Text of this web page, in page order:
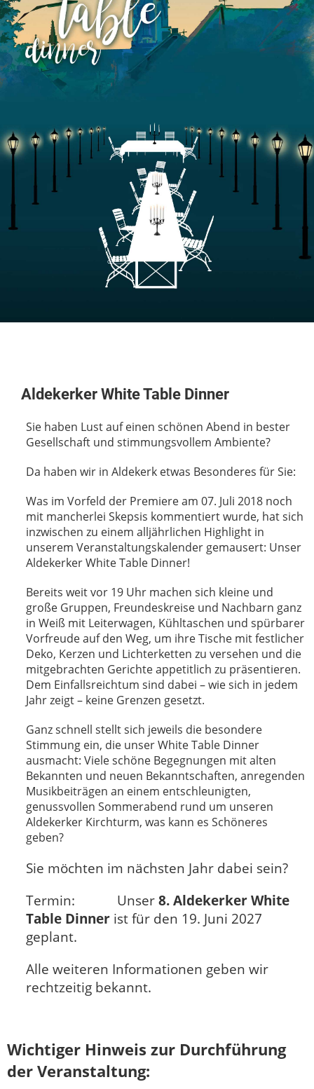
Aldekerker White Table Dinner
Sie haben Lust auf einen schönen Abend in bester
Gesellschaft und stimmungsvollem Ambiente?
Da haben wir in Aldekerk etwas Besonderes für Sie:
Was im Vorfeld der Premiere am 07. Juli 2018 noch
mit mancherlei Skepsis kommentiert wurde, hat sich
inzwischen zu einem alljährlichen Highlight in
unserem Veranstaltungskalender gemausert: Unser
Aldekerker White Table Dinner!
Bereits weit vor 19 Uhr machen sich kleine und
große Gruppen, Freundeskreise und Nachbarn ganz
in Weiß mit Leiterwagen, Kühltaschen und spürbarer
Vorfreude auf den Weg, um ihre Tische mit festlicher
Deko, Kerzen und Lichterketten zu versehen und die
mitgebrachten Gerichte appetitlich zu präsentieren.
Dem Einfallsreichtum sind dabei – wie sich in jedem
Jahr zeigt – keine Grenzen gesetzt.
Ganz schnell stellt sich jeweils die besondere
Stimmung ein, die unser White Table Dinner
ausmacht: Viele schöne Begegnungen mit alten
Bekannten und neuen Bekanntschaften, anregenden
Musikbeiträgen an einem entschleunigten,
genussvollen Sommerabend rund um unseren
Aldekerker Kirchturm, was kann es Schöneres
geben?
Sie möchten im nächsten Jahr dabei sein?
Termin:
Unser8. Aldekerker White
Table Dinner ist für den 19. Juni 2027
geplant.
Alle weiteren Informationen geben wir
rechtzeitig bekannt.
Wichtiger Hinweis zur Durchführung
der Veranstaltung: